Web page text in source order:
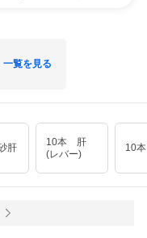
一覧を見る
肝
10本 肝
(レバー)
10